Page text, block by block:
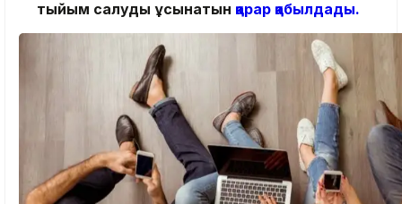
тыйым салуды ұсынатын қарар қабылдады.